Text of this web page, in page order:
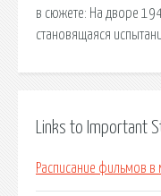
в сюжете: На дворе
становящаяся
Links to Important
Расписание фильмов в